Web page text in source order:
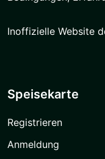
Inoffizielle Website
Speisekarte
Registrieren
Anmeldung